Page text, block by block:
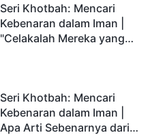
Seri Khotbah: Mencari
Kebenaran dalam Iman |
"Celakalah Mereka yang
Seri Khotbah: Mencari
Kebenaran dalam Iman |
Apa Arti Sebenarnya dari